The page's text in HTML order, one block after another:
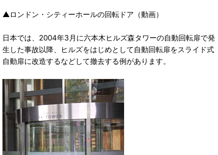
▲ロンドン・シティーホールの回転ドア（動画）
日本では、2004年3月に六本木ヒルズ森タワーの自動回転扉で発
生した事故以降、ヒルズをはじめとして自動回転扉をスライド式
自動扉に改造するなどして撤去する例があります。